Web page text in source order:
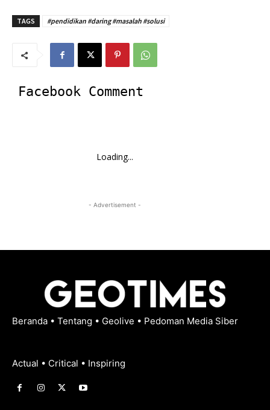
TAGS #pendidikan #daring #masalah #solusi
Facebook Comment
Loading...
- Advertisement -
Beranda • Tentang • Geolive • Pedoman Media Siber
Actual • Critical • Inspiring